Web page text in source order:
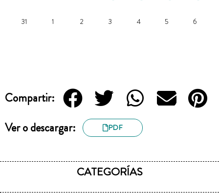
31 1 2 3 4 5 6
Compartir:
Ver o descargar:
PDF
CATEGORÍAS